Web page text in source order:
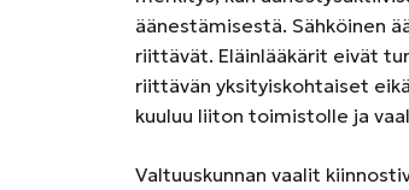
äänestämisestä. Sähköinen
riittävät. Eläinlääkärit eivät
riittävän yksityiskohtaiset
kuuluu liiton toimistolle ja
Valtuuskunnan vaalit